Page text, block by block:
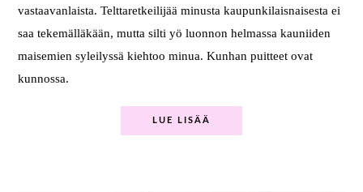
vastaavanlaista. Telttaretkeilijää minusta kaupunkilaisnaisesta ei
saa tekemälläkään, mutta silti yö luonnon helmassa kauniiden
maisemien syleilyssä kiehtoo minua. Kunhan puitteet ovat
kunnossa.
LUE LISÄÄ